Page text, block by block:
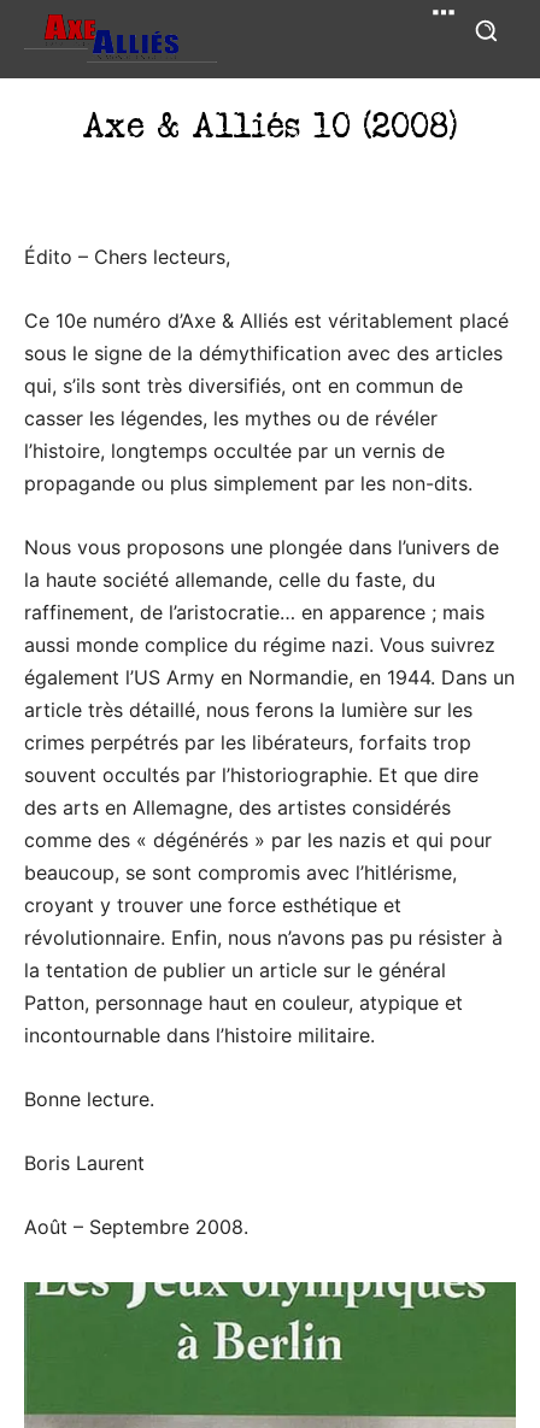
Axe & Alliés 10 (2008)
Édito – Chers lecteurs,
Ce 10e numéro d’Axe & Alliés est véritablement placé
sous le signe de la démythification avec des articles
qui, s’ils sont très diversifiés, ont en commun de
casser les légendes, les mythes ou de révéler
l’histoire, longtemps occultée par un vernis de
propagande ou plus simplement par les non-dits.
Nous vous proposons une plongée dans l’univers de
la haute société allemande, celle du faste, du
raffinement, de l’aristocratie… en apparence ; mais
aussi monde complice du régime nazi. Vous suivrez
également l’US Army en Normandie, en 1944. Dans un
article très détaillé, nous ferons la lumière sur les
crimes perpétrés par les libérateurs, forfaits trop
souvent occultés par l’historiographie. Et que dire
des arts en Allemagne, des artistes considérés
comme des « dégénérés » par les nazis et qui pour
beaucoup, se sont compromis avec l’hitlérisme,
croyant y trouver une force esthétique et
révolutionnaire. Enfin, nous n’avons pas pu résister à
la tentation de publier un article sur le général
Patton, personnage haut en couleur, atypique et
incontournable dans l’histoire militaire.
Bonne lecture.
Boris Laurent
Août – Septembre 2008.